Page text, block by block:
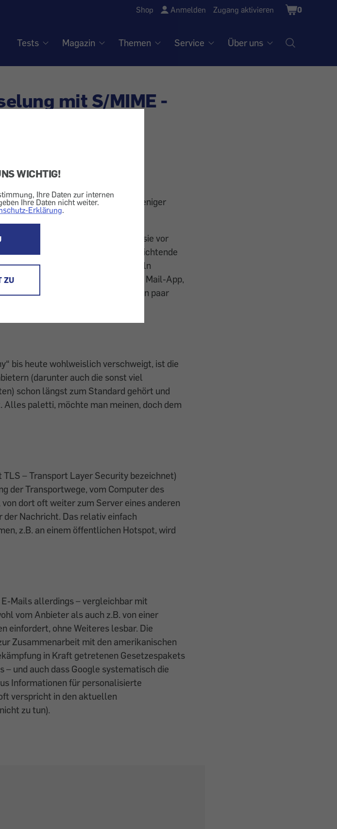
WICHTIG!
Ihre Daten zur internen
Ihre Daten nicht weiter.
Erklärung.
ZU
Shop Anmelden Zugang aktivieren
Shopping
Cart
0
Tests Magazin Themen Service Über uns
mit S/MIME -
Datenschutz
Postkarten vergleichbar. Für weniger
einrichten.
sich vielleicht erinnern, dass sie vor
wurden, die sich auf die verpflichtende
Sockets Layer) bezogen. Handeln
online über Webmail oder eine Mail-App,
Programm) verwalteten. Mit ein paar
Doch was steckte dahinter?
bis heute wohlweislich verschweigt, ist die
(darunter auch die sonst viel
schon längst zum Standard gehört und
Alles paletti, möchte man meinen, doch dem
– Transport Layer Security bezeichnet)
der Transportwege, vom Computer des
dort oft weiter zum Server eines anderen
Nachricht. Das relativ einfach
z.B. an einem öffentlichen Hotspot, wird
Mails allerdings – vergleichbar mit
vom Anbieter als auch z.B. von einer
einfordert, ohne Weiteres lesbar. Die
Zusammenarbeit mit den amerikanischen
in Kraft getretenen Gesetzespakets
– und auch dass Google systematisch die
Informationen für personalisierte
verspricht in den aktuellen
zu tun).